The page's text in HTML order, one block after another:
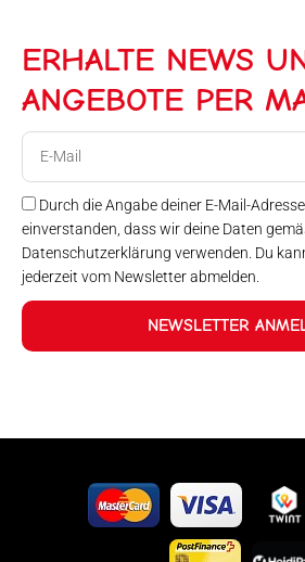
ERHALTE NEWS
ANGEBOTE PER
Durch die Angabe deiner E-Mail-
einverstanden, dass wir deine Daten
Datenschutzerklärung verwenden. Du
jederzeit vom Newsletter abmelden.
NEWSLETTER